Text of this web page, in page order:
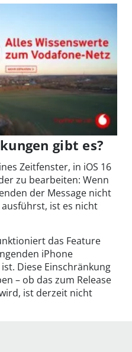
gibt es?
Zeitfenster, in iOS 16
zu bearbeiten: Wenn
der Message nicht
ist es nicht
das Feature
iPhone
Diese Einschränkung
– ob das zum Release
ist derzeit nicht